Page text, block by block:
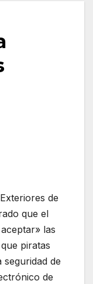
de
que el
las
piratas
de
de